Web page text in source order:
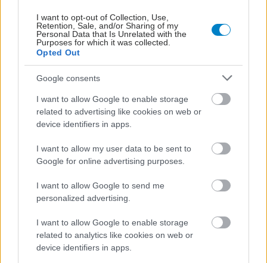
I want to opt-out of Collection, Use,
Retention, Sale, and/or Sharing of my
Personal Data that Is Unrelated with the
Purposes for which it was collected.
Opted Out
Google consents
I want to allow Google to enable storage
related to advertising like cookies on web or
device identifiers in apps.
I want to allow my user data to be sent to
Google for online advertising purposes.
I want to allow Google to send me
personalized advertising.
I want to allow Google to enable storage
related to analytics like cookies on web or
device identifiers in apps.
μελέτες